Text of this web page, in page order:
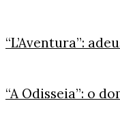
“L’Aventura”:
“A Odisseia”: o